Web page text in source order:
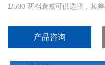
1/500 两档衰减可供选择，其
巧美观、结构坚固耐用。
产品咨询